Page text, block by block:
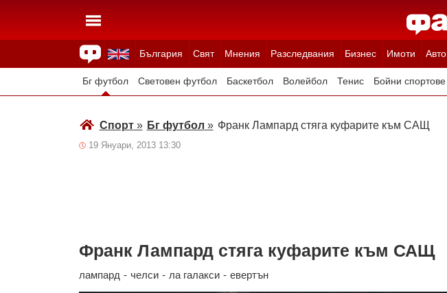
България Свят Мнения Разследвания Бизнес Имоти Авто
Здраве Времето Анкети Вицове Куизове
Бг футбол Световен футбол Баскетбол Волейбол Тенис Бойни спортове
Спорт» Бг футбол » Франк Лампард стяга куфарите към САЩ
19 Януари, 2013 13:30
Франк Лампард стяга куфарите към САЩ
лампард - челси - ла галакси - евертън